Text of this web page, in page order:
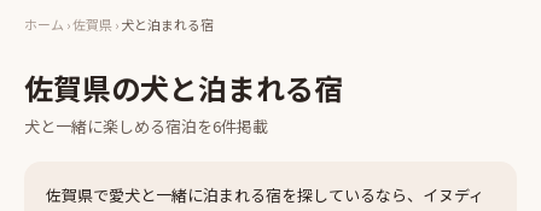
ホーム ›佐賀県›犬と泊まれる宿
佐賀県の犬と泊まれる宿
犬と一緒に楽しめる宿泊を6件掲載
佐賀県で愛犬と一緒に泊まれる宿を探しているなら、イヌディ